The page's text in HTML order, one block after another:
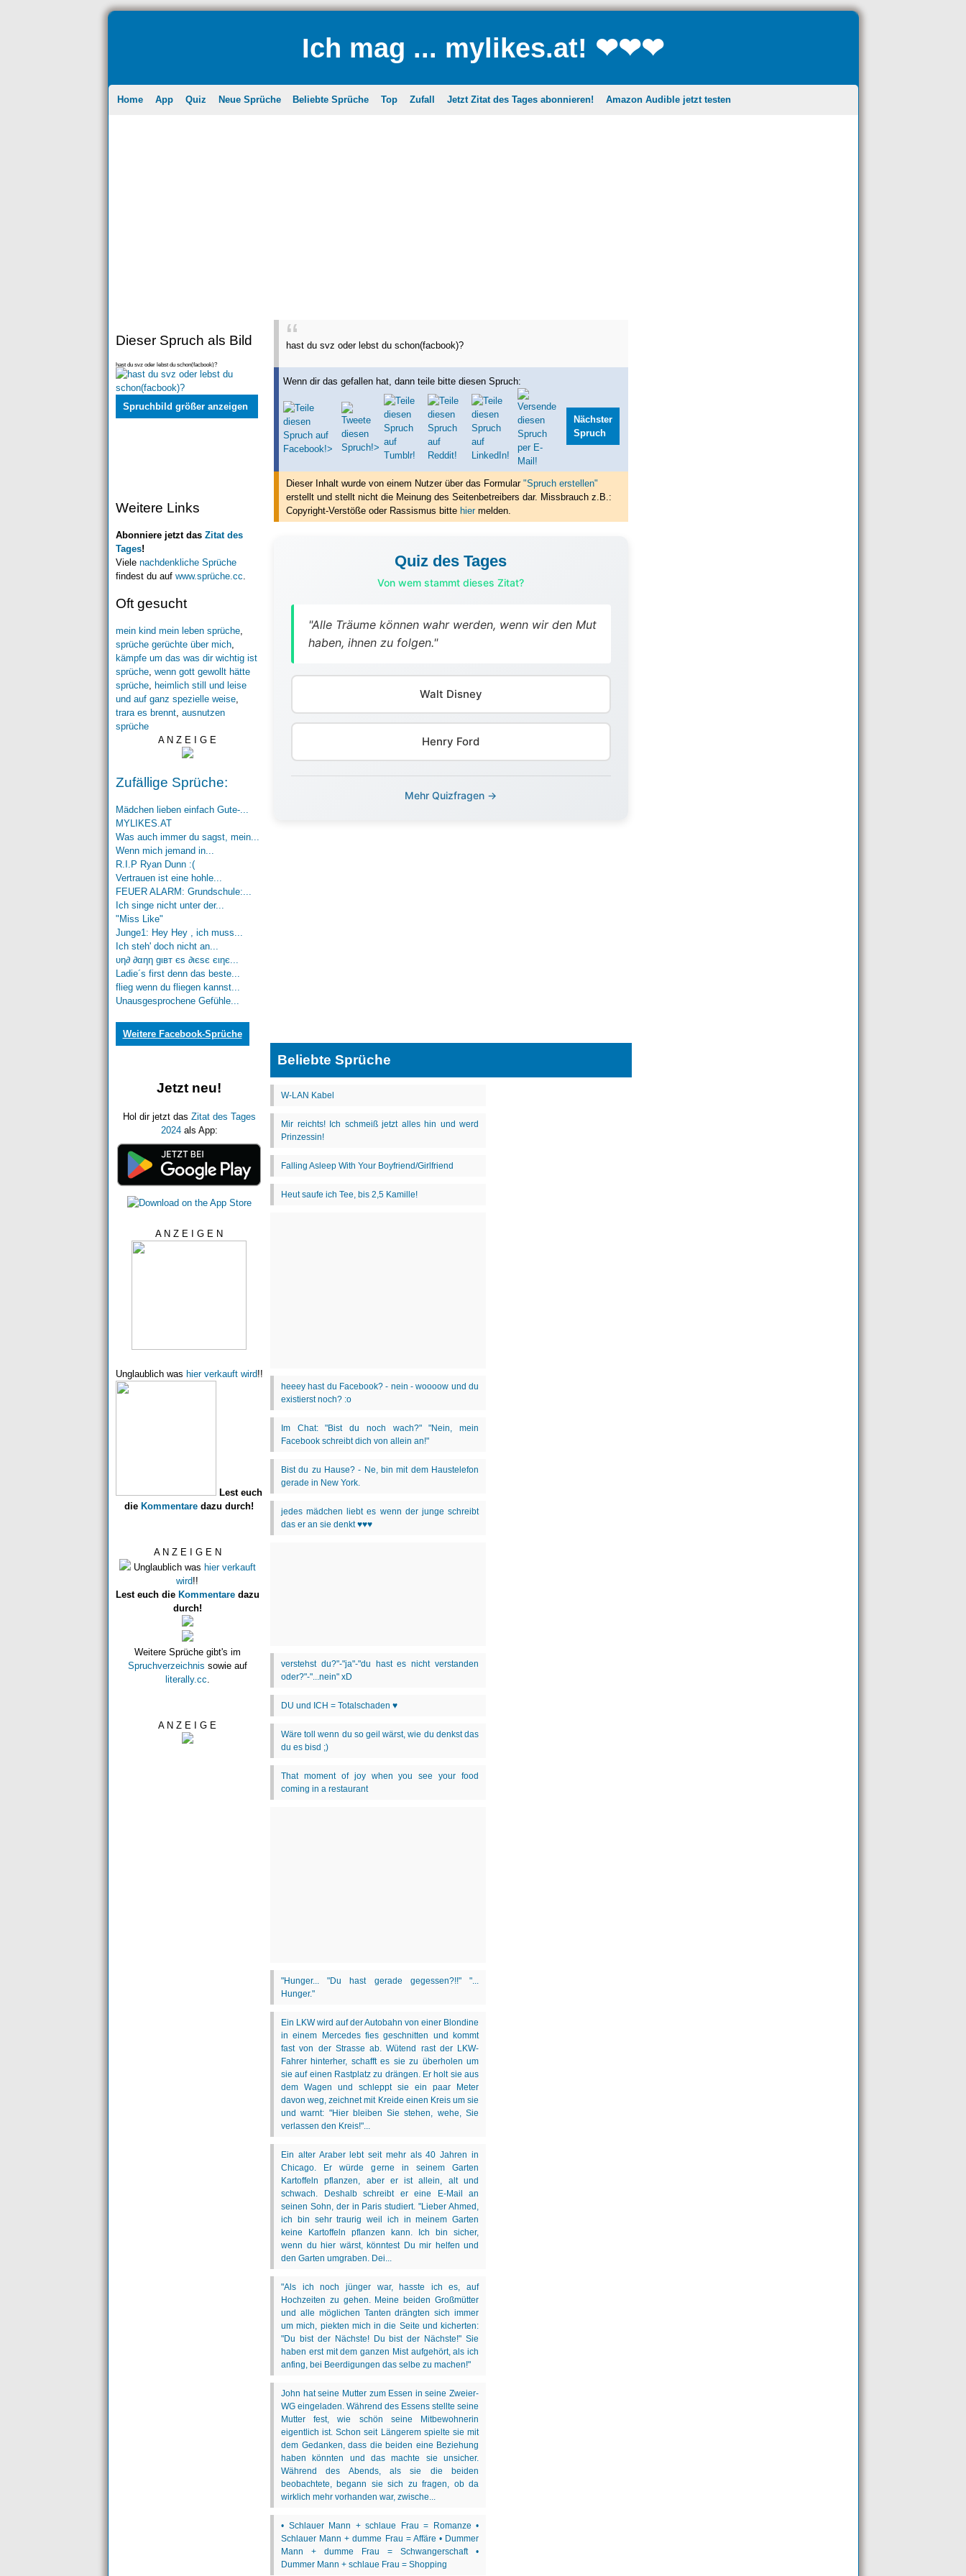
Ich mag ... mylikes.at! ❤❤❤
Home App Quiz Neue Sprüche Beliebte Sprüche Top Zufall Jetzt Zitat des Tages abonnieren! Amazon Audible jetzt testen
Dieser Spruch als Bild
hast du svz oder lebst du schon(facbook)?
Spruchbild größer anzeigen
Weitere Links
Abonniere jetzt das Zitat des
Tages!
Viele nachdenkliche Sprüche
findest du auf www.sprüche.cc
Oft gesucht
mein kind mein leben sprüche,
sprüche gerüchte über mich,
kämpfe um das was dir wichtig ist
sprüche, wenn gott gewollt hätte
sprüche, heimlich still und leise
und auf ganz spezielle weise,
trara es brennt, ausnutzen
sprüche
A N Z E I G E
Zufällige Sprüche:
Mädchen lieben einfach Gute-...
MYLIKES.AT
Was auch immer du sagst, mein...
Wenn mich jemand in...
R.I.P Ryan Dunn :(
Vertrauen ist eine hohle...
FEUER ALARM: Grundschule:...
Ich singe nicht unter der...
"Miss Like"
Junge1: Hey Hey , ich muss...
Ich steh' doch nicht an...
υη∂ ∂αηη gιвт єѕ ∂ιєѕє єιηє...
Ladie´s first denn das beste...
flieg wenn du fliegen kannst...
Unausgesprochene Gefühle...
Weitere Facebook-Sprüche
Jetzt neu!
Hol dir jetzt das Zitat des Tages
2024als App:
A N Z E I G E N
Unglaublich was hier verkauft wird!!
Lest euch
die Kommentare dazu durch!
A N Z E I G E N
Unglaublich was hier verkauft
wird!!
Lest euch die Kommentaredazu
durch!
Weitere Sprüche gibt's im
Spruchverzeichnis sowie auf
literally.cc
A N Z E I G E
hast du svz oder lebst du schon(facbook)?
Wenn dir das gefallen hat, dann teile bitte diesen Spruch:
Nächster
Spruch
Dieser Inhalt wurde von einem Nutzer über das Formular "Spruch erstellen"
erstelltund stellt nicht die Meinung des Seitenbetreibers dar. Missbrauch z.B.:
Copyright-Verstöße oder Rassismus bitte hiermelden.
Quiz des Tages
Von wem stammt dieses Zitat?
"Alle Träume können wahr werden, wenn wir den Mut
haben, ihnen zu folgen."
Walt Disney
Henry Ford
Mehr Quizfragen →
Beliebte Sprüche